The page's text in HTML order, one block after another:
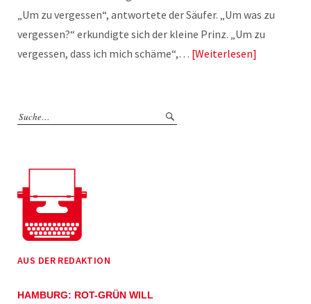
„Um zu vergessen“, antwortete der Säufer. „Um was zu
vergessen?“ erkundigte sich der kleine Prinz. „Um zu
vergessen, dass ich mich schäme“,… Weiterlesen
AUS DER REDAKTION
HAMBURG: ROT-GRÜN WILL